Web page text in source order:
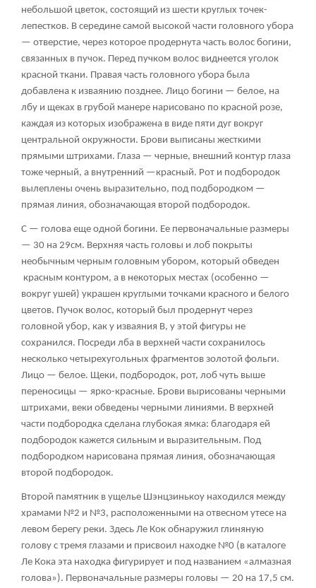
небольшой цветок, состоящий из шести круглых точек-
лепестков. В середине самой высокой части головного убора
— отверстие, через которое продернута часть волос богини,
связанных в пучок. Перед пучком волос виднеется уголок
красной ткани. Правая часть головного убора была
добавлена к изваянию позднее. Лицо богини — белое, на
лбу и щеках в грубой манере нарисовано по красной розе,
каждая из которых изображена в виде пяти дуг вокруг
центральной окружности. Брови выписаны жесткими
прямыми штрихами. Глаза — черные, внешний контур глаза
тоже черный, а внутренний —красный. Рот и подбородок
вылеплены очень выразительно, под подбородком —
прямая линия, обозначающая второй подбородок.
С — голова еще одной богини. Ее первоначальные размеры
— 30 на 29см. Верхняя часть головы и лоб покрыты
необычным черным головным убором, который обведен
красным контуром, а в некоторых местах (особенно —
вокруг ушей) украшен круглыми точками красного и белого
цветов. Пучок волос, который был продернут через
головной убор, как у изваяния В, у этой фигуры не
сохранился. Посреди лба в верхней части сохранилось
несколько четырехугольных фрагментов золотой фольги.
Лицо — белое. Щеки, подбородок, рот, лоб чуть выше
переносицы — ярко-красные. Брови вырисованы черными
штрихами, веки обведены черными линиями. В верхней
части подбородка сделана глубокая ямка: благодаря ей
подбородок кажется сильным и выразительным. Под
подбородком нарисована прямая линия, обозначающая
второй подбородок.
Второй памятник в ущелье Шэнцзинькоу находился между
храмами №2 и №3, расположенными на отвесном утесе на
левом берегу реки. Здесь Ле Кок обнаружил глиняную
голову с тремя глазами и присвоил находке №0 (в каталоге
Ле Кока эта находка фигурирует и под названием «алмазная
голова»). Первоначальные размеры головы — 20 на 17,5 см.